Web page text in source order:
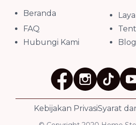
Beranda
FAQ
Hubungi Kami
Blog
Kebijakan PrivasiSyarat